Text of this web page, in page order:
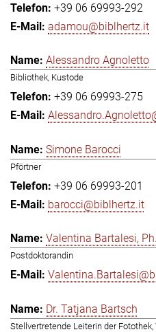
+39 06 69993-292
adamou@biblhertz.it
Alessandro Agnoletto
Bibliothek, Kustode
+39 06 69993-275
Simone Barocci
Pförtner
+39 06 69993-201
barocci@biblhertz.it
Valentina Bartalesi,
Postdoktorandin
Dr. Tatjana Bartsch
Stellvertretende Leiterin der